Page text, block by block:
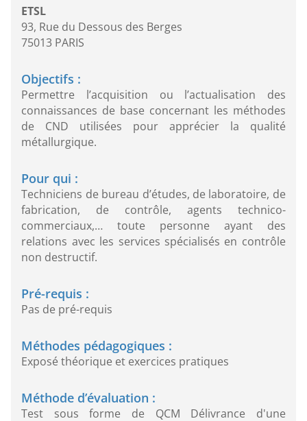
ETSL
93, Rue du Dessous des Berges
75013 PARIS
Objectifs :
Permettre l’acquisition ou l’actualisation des
connaissances de base concernant les méthodes
de CND utilisées pour apprécier la qualité
métallurgique.
Pour qui :
Techniciens de bureau d’études, de laboratoire, de
fabrication, de contrôle, agents technico-
commerciaux,… toute personne ayant des
relations avec les services spécialisés en contrôle
non destructif.
Pré-requis :
Pas de pré-requis
Méthodes pédagogiques :
Exposé théorique et exercices pratiques
Méthode d’évaluation :
Test sous forme de QCM Délivrance d'une